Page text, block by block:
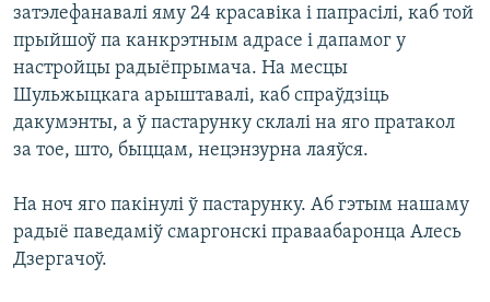
затэлефанавалі яму 24 красавіка і папрасілі, каб той
прыйшоў па канкрэтным адрасе і дапамог у
настройцы радыёпрымача. На месцы
Шульжыцкага арыштавалі, каб спраўдзіць
дакумэнты, а ў пастарунку склалі на яго пратакол
за тое, што, быццам, нецэнзурна лаяўся.
На ноч яго пакінулі ў пастарунку. Аб гэтым нашаму
радыё паведаміў смаргонскі праваабаронца Алесь
Дзергачоў.